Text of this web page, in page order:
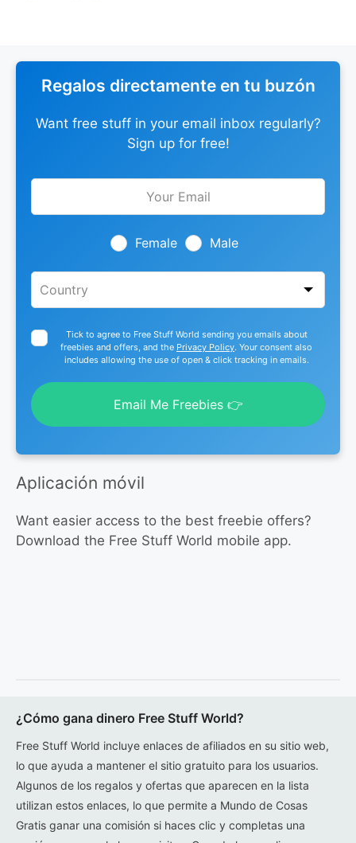
Regalos directamente en tu buzón
Want free stuff in your email inbox regularly?
Sign up for free!
Leave
Female Male
Tick to agree to Free Stuff World sending you emails about
freebies and offers, and the Privacy Policy. Your consent also
includes allowing the use of open & click tracking in emails.
Email Me Freebies 👉
Aplicación móvil
Want easier access to the best freebie offers?
Download the Free Stuff World mobile app.
¿Cómo gana dinero Free Stuff World?
Free Stuff World incluye enlaces de afiliados en su sitio web,
lo que ayuda a mantener el sitio gratuito para los usuarios.
Algunos de los regalos y ofertas que aparecen en la lista
utilizan estos enlaces, lo que permite a Mundo de Cosas
Gratis ganar una comisión si haces clic y completas una